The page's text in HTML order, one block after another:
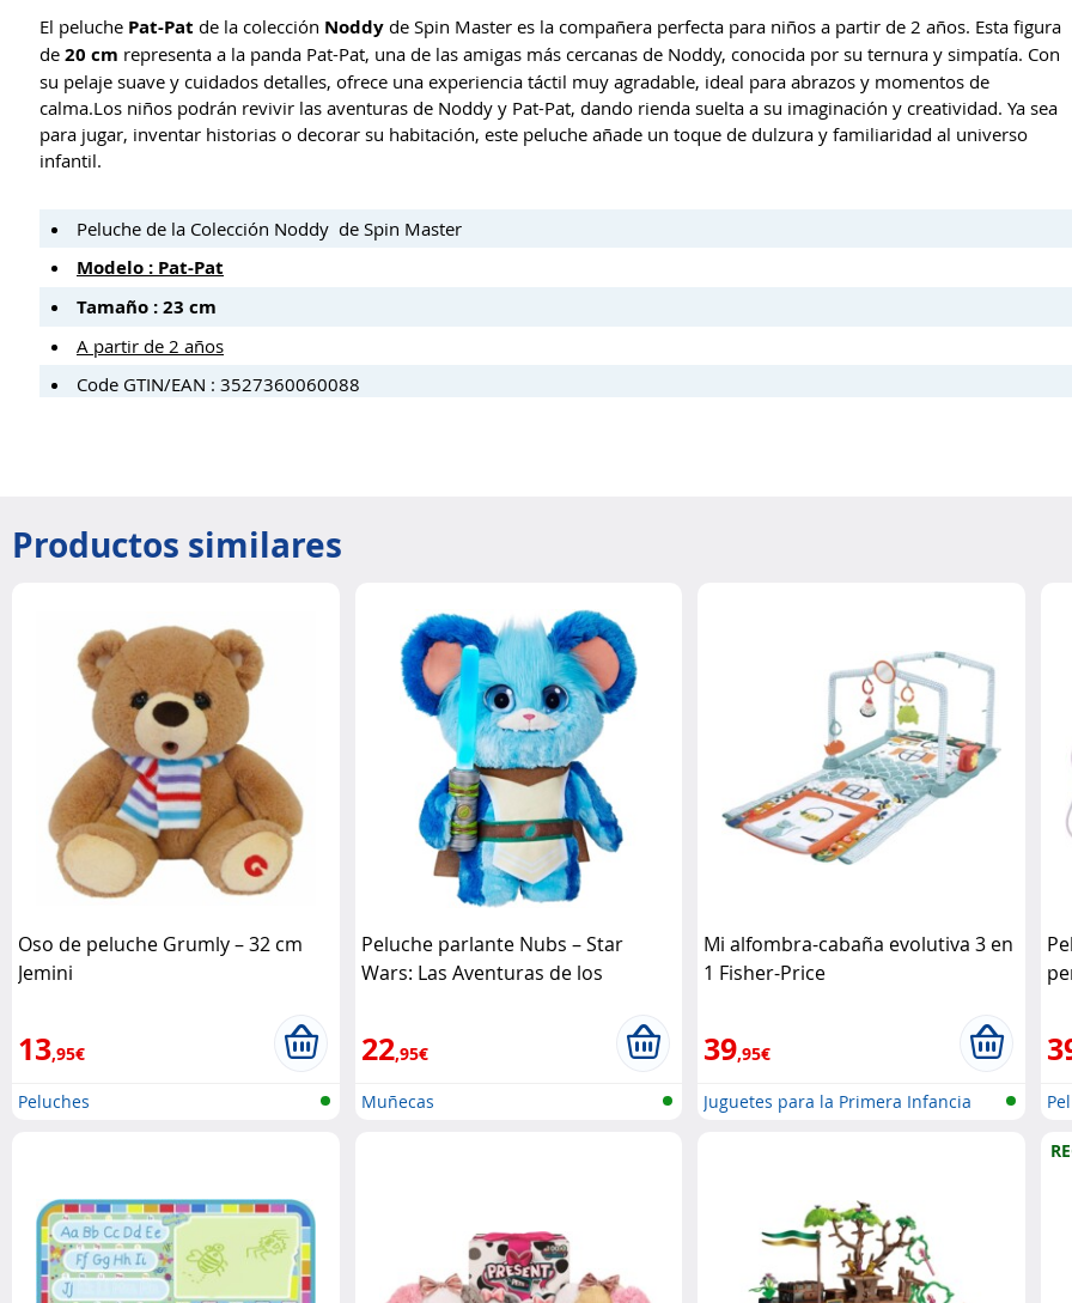
El peluche Pat-Pat de la colección Noddy de Spin Master es la compañera perfecta para niños a partir de 2 años. Esta figura
de 20 cm representa a la panda Pat-Pat, una de las amigas más cercanas de Noddy, conocida por su ternura y simpatía. Con
su pelaje suave y cuidados detalles, ofrece una experiencia táctil muy agradable, ideal para abrazos y momentos de
calma.Los niños podrán revivir las aventuras de Noddy y Pat-Pat, dando rienda suelta a su imaginación y creatividad. Ya sea
para jugar, inventar historias o decorar su habitación, este peluche añade un toque de dulzura y familiaridad al universo
infantil.
Peluche de la Colección Noddy de Spin Master
Modelo : Pat-Pat
Tamaño :23 cm
A partir de 2 años
Code GTIN/EAN : 3527360060088
Productos similares
Oso de peluche Grumly – 32 cm
Jemini
13,95€
Peluches
Peluche parlante Nubs – Star
Wars: Las Aventuras de los
22,95€
Muñecas
Mi alfombra-cabaña evolutiva 3 en
1 Fisher-Price
39,95€
Juguetes para la Primera Infancia